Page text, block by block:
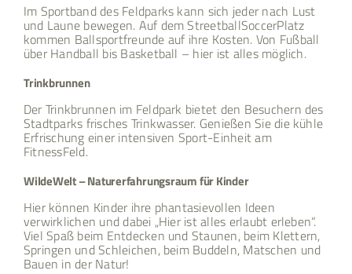
Im Sportband des Feldparks kann sich jeder nach Lust
und Laune bewegen. Auf dem StreetballSoccerPlatz
kommen Ballsportfreunde auf ihre Kosten. Von Fußball
über Handball bis Basketball – hier ist alles möglich.
Trinkbrunnen
Der Trinkbrunnen im Feldpark bietet den Besuchern des
Stadtparks frisches Trinkwasser. Genießen Sie die kühle
Erfrischung einer intensiven Sport-Einheit am
FitnessFeld.
WildeWelt – Naturerfahrungsraum für Kinder
Hier können Kinder ihre phantasievollen Ideen
verwirklichen und dabei „Hier ist alles erlaubt erleben“.
Viel Spaß beim Entdecken und Staunen, beim Klettern,
Springen und Schleichen, beim Buddeln, Matschen und
Bauen in der Natur!